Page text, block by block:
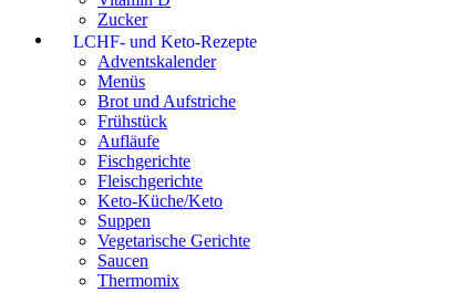
Zucker
LCHF- und Keto-Rezepte
Adventskalender
Menüs
Brot und Aufstriche
Frühstück
Aufläufe
Fischgerichte
Fleischgerichte
Keto-Küche/Keto
Suppen
Vegetarische Gerichte
Saucen
Thermomix